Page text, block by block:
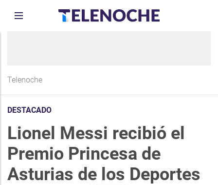
Telenoche
DESTACADO
Lionel Messi recibió el
Premio Princesa de
Asturias de los Deportes